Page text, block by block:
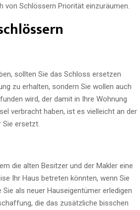
Schlössern Priorität einzuräumen.
sollten Sie das Schloss ersetzen
zu erhalten, sondern Sie wollen auch
wird, der damit in Ihre Wohnung
verbracht haben, ist es vielleicht an der
ersetzt.
die alten Besitzer und der Makler eine
Ihr Haus betreten könnten, wenn Sie
als neuer Hauseigentümer erledigen
die das zusätzliche bisschen